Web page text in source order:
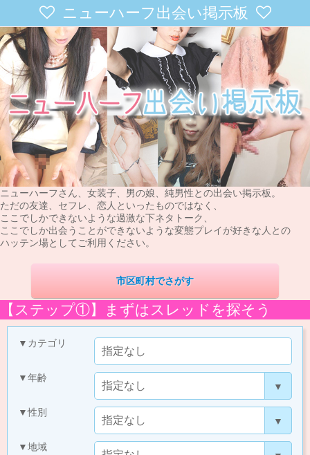
ニューハーフ出会い掲示板
ニューハーフさん、女装子、男の娘、純男性との出会い掲示板。
ただの友達、セフレ、恋人といったものではなく、
ここでしかできないような過激な下ネタトーク、
ここでしか出会うことができないような変態プレイが好きな人との
ハッテン場としてご利用ください。
市区町村でさがす
【ステップ①】まずはスレッドを探そう
▼カテゴリ
▼年齢
▼性別
▼地域